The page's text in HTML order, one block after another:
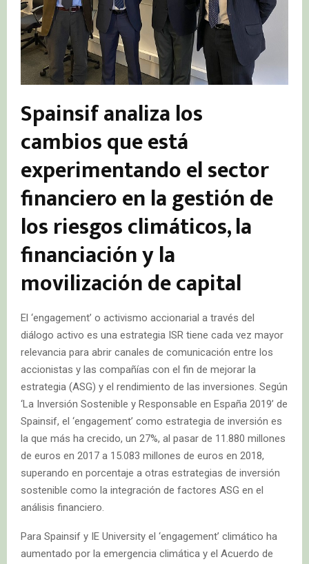
Spainsif analiza los
cambios que está
experimentando el sector
financiero en la gestión de
los riesgos climáticos, la
financiación y la
movilización de capital
El ‘engagement’ o activismo accionarial a través del
diálogo activo es una estrategia ISR tiene cada vez mayor
relevancia para abrir canales de comunicación entre los
accionistas y las compañías con el fin de mejorar la
estrategia (ASG) y el rendimiento de las inversiones. Según
‘La Inversión Sostenible y Responsable en España 2019’ de
Spainsif, el ‘engagement’ como estrategia de inversión es
la que más ha crecido, un 27%, al pasar de 11.880 millones
de euros en 2017 a 15.083 millones de euros en 2018,
superando en porcentaje a otras estrategias de inversión
sostenible como la integración de factores ASG en el
análisis financiero.
Para Spainsif y IE University el ‘engagement’ climático ha
aumentado por la emergencia climática y el Acuerdo de